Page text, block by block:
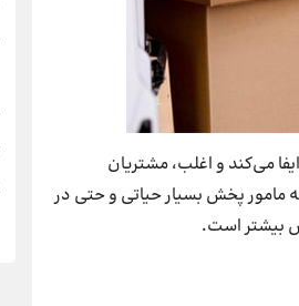
می‌کند و اغلب، مشتریان
پخش بسیار حیاتی و حتی در
بیشتر است.